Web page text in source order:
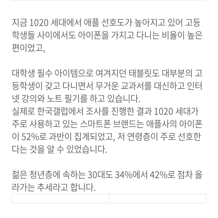
지금 1020 세대에서 애플 선호도가 높아지고 있어 고등
학생들 사이에서도 아이폰을 가지고 다니는 비율이 높은
편이었고,
대학생 필수 아이템으로 여겨지던 태블릿도 대부분의 고
등학생이 갖고 다니면서 무거운 교과서를 대신하고 인터
넷 강의와 노트 필기를 하고 있습니다.
실제로 한국갤럽에서 조사를 진행한 결과 1020 세대가
주로 사용하고 있는 스마트폰 브랜드는 애플사의 아이폰
이 52%로 과반이 집계되었고, 저 연령층이 주로 선호한
다는 것을 알 수 있었습니다.
젊은 청년층에 속하는 30대도 34%에서 42%로 점차 올
라가는 추세라고 합니다.